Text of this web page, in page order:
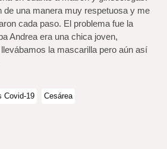
de una manera muy respetuosa y me
cada paso. El problema fue la
Andrea era una chica joven,
la mascarilla pero aún así
Covid-19 Cesárea